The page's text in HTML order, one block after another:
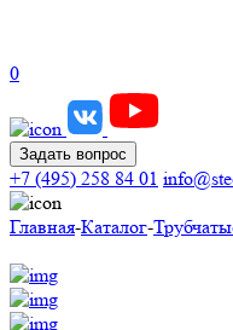
0
Задать вопрос
+7 (495) 258 84 01
Главная-Каталог-